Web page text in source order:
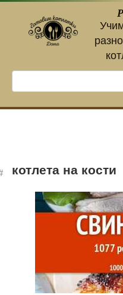
контенту
котлета на кости